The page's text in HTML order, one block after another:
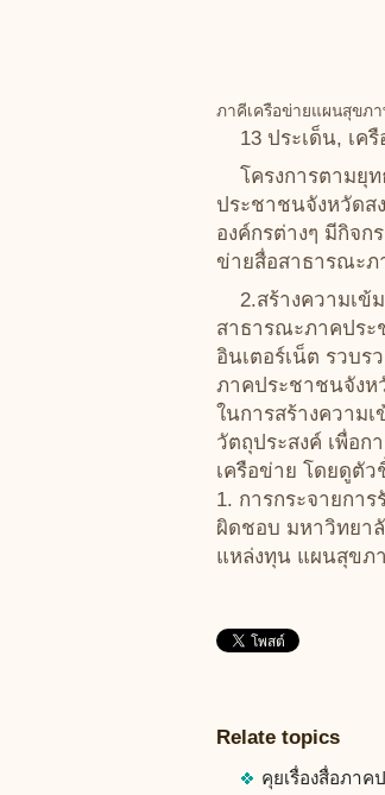
13 ประเด็น, เค
โครงการตามยุ
ประชาชนจังหวัดส
องค์กรต่างๆ มีกิจ
ข่ายสื่อสาธารณะภ
2.สร้างความเ
สาธารณะภาคประ
อินเตอร์เน็ต รวบ
ภาคประชาชนจังห
ในการสร้างความ
วัตถุประสงค์ เพื่อ
เครือข่าย โดยดูตัว
1. การกระจายกา
ผิดชอบ มหาวิทยา
แหล่งทุน แผนสุขภ
Relate topics
คุยเรื่องสื่อภาค